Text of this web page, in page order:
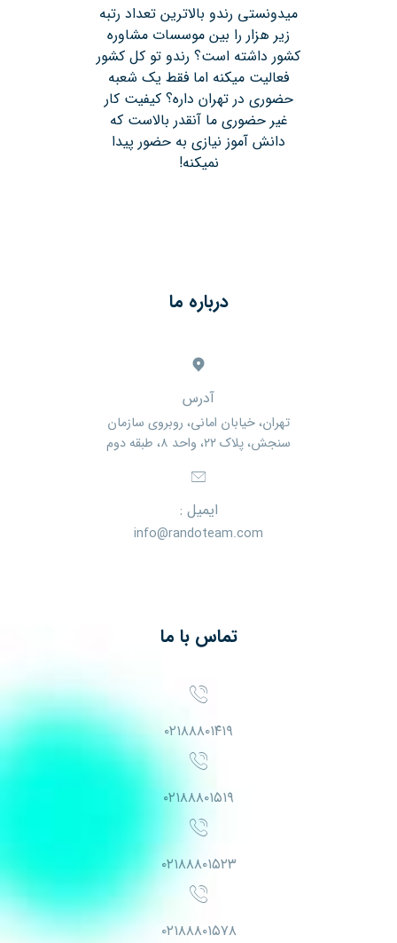
میدونستی رندو بالاترین تعداد رتبه
زیر هزار را بین موسسات مشاوره
کشور داشته است؟ رندو تو کل کشور
فعالیت میکنه اما فقط یک شعبه
حضوری در تهران داره؟ کیفیت کار
غیر حضوری ما آنقدر بالاست که
دانش آموز نیازی به حضور پیدا
نمیکنه!
درباره ما
آدرس
تهران، خیابان امانی، روبروی سازمان
سنجش، پلاک ۲۲، واحد ۸، طبقه دوم
ایمیل :
info@randoteam.com
تماس با ما
۰۲۱۸۸۸۰۱۴۱۹
۰۲۱۸۸۸۰۱۵۱۹
۰۲۱۸۸۸۰۱۵۲۳
۰۲۱۸۸۸۰۱۵۷۸